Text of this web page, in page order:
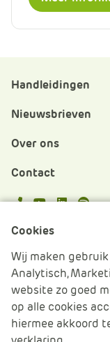
Handleidingen
Nieuwsbrieven
Over ons
Contact
Cookies beheren
Cookie verklaring
Algemene
Cookies
Wij maken
Analytisch,
website zo goed
op alle cookies
hiermee akkoord